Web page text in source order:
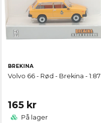
BREKINA
Volvo 66 - Rød - Brekina - 1:87
165 kr
På lager